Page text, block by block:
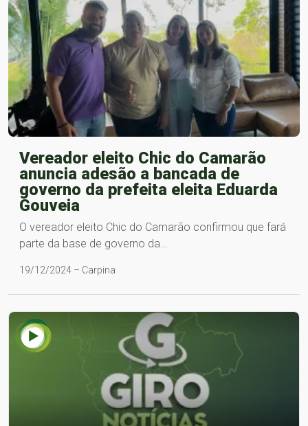
Vereador eleito Chic do Camarão
anuncia adesão a bancada de
governo da prefeita eleita Eduarda
Gouveia
O vereador eleito Chic do Camarão confirmou que fará
parte da base de governo da…
19/12/2024 – Carpina